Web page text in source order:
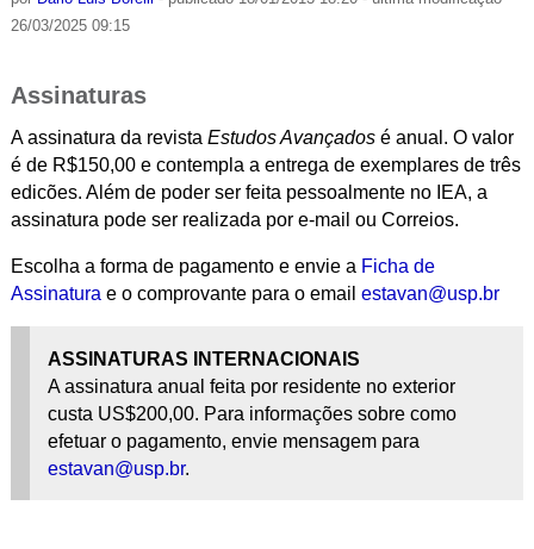
26/03/2025 09:15
Assinaturas
A assinatura da revista Estudos Avançadosé anual. O valor
é de R$150,00 e contempla a entrega de exemplares de três
edicões. Além de poder ser feita pessoalmente no IEA, a
assinatura pode ser realizada por e-mail ou Correios.
Escolha a forma de pagamento e envie a Ficha de
Assinatura e o comprovante para o email estavan@usp.br
ASSINATURAS INTERNACIONAIS
A assinatura anual feita por residente no exterior
custa US$200,00. Para informações sobre como
efetuar o pagamento, envie mensagem para
estavan@usp.br.